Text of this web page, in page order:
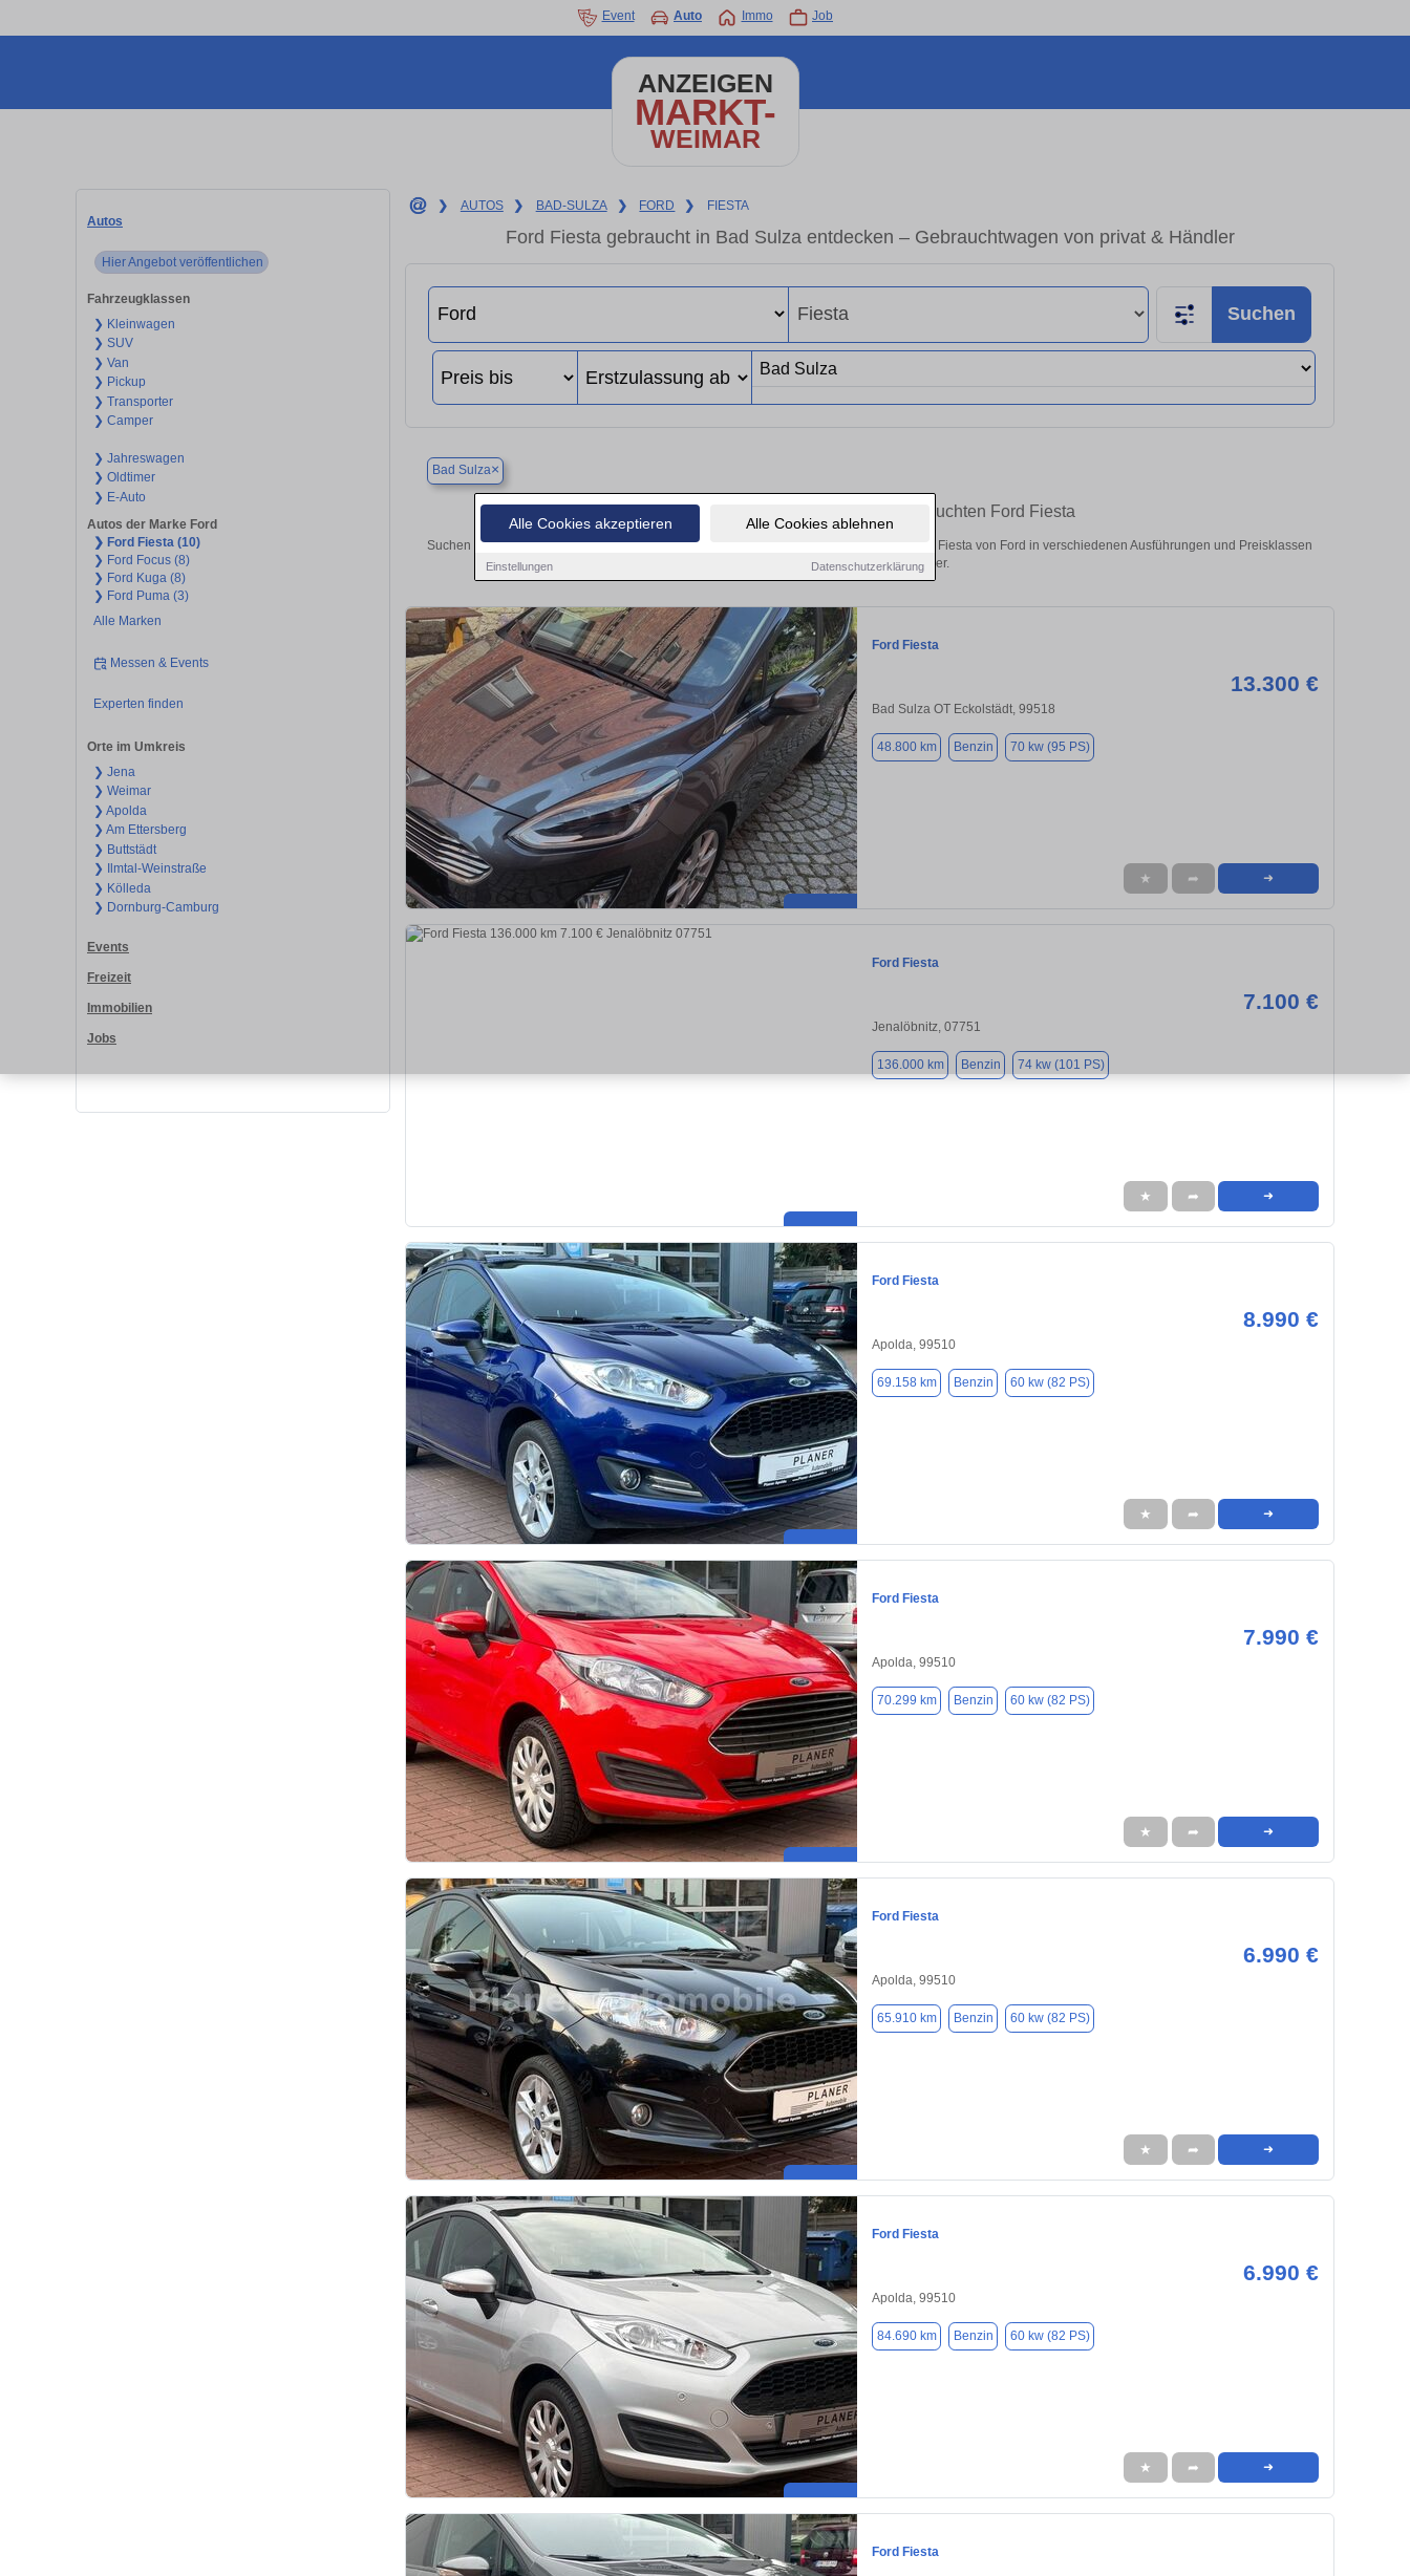
Alle Cookies akzeptieren Alle Cookies ablehnen
Einstellungen Datenschutzerklärung
Event Auto Immo Job
ANZEIGEN
MARKT-
WEIMAR
Autos
Hier Angebot veröffentlichen
Fahrzeugklassen
❯ Kleinwagen
❯ SUV
❯ Van
❯ Pickup
❯ Transporter
❯ Camper
❯ Jahreswagen
❯ Oldtimer
❯ E-Auto
Autos der Marke Ford
❯ Ford Fiesta (10)
❯ Ford Focus (8)
❯ Ford Kuga (8)
❯ Ford Puma (3)
Alle Marken
Messen & Events
Experten finden
Orte im Umkreis
❯ Jena
❯ Weimar
❯ Apolda
❯ Am Ettersberg
❯ Buttstädt
❯ Ilmtal-Weinstraße
❯ Kölleda
❯ Dornburg-Camburg
Events
Freizeit
Immobilien
Jobs
❯ AUTOS ❯ BAD-SULZA ❯ FORD ❯ FIESTA
Ford Fiesta gebraucht in Bad Sulza entdecken – Gebrauchtwagen von privat & Händler
Suchen
Bad Sulza×
Finden Sie in Bad Sulza Ihren gebrauchten Ford Fiesta
Suchen Sie in Bad Sulza einen Ford Fiesta Gebrauchtwagen? Entdecken Sie gebrauchte Fiesta von Ford in verschiedenen Ausführungen und Preisklassen
von privat und vom Händler.
Ford Fiesta
13.300 €
Bad Sulza OT Eckolstädt, 99518
48.800 km Benzin 70 kw (95 PS)
★ ➦ ➜
Ford Fiesta
7.100 €
Jenalöbnitz, 07751
136.000 km Benzin 74 kw (101 PS)
★ ➦ ➜
Ford Fiesta
8.990 €
Apolda, 99510
69.158 km Benzin 60 kw (82 PS)
★ ➦ ➜
Ford Fiesta
7.990 €
Apolda, 99510
70.299 km Benzin 60 kw (82 PS)
★ ➦ ➜
Ford Fiesta
6.990 €
Apolda, 99510
65.910 km Benzin 60 kw (82 PS)
★ ➦ ➜
Ford Fiesta
6.990 €
Apolda, 99510
84.690 km Benzin 60 kw (82 PS)
★ ➦ ➜
Ford Fiesta